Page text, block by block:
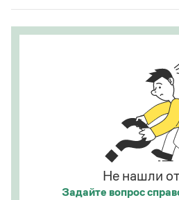
быть использованы в любых
на скользкую дорожку,
острейших дискуссий), что в
осталось прилагательное
официальное название
Республика Беларусь. И
молдаванами
официально сталоМолдовой.
Страница ответа
Не нашли
Задайте вопрос